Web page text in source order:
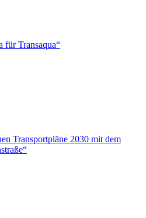
für Transaqua“
Transportpläne 2030 mit dem